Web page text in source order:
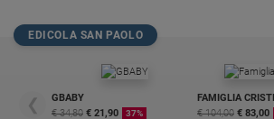
Registrati
EDICOLA SAN PAOLO
❮
GBABY
€ 34,80 € 21,90 37%
FAMIGLIA
€ 104,00 € 83,00